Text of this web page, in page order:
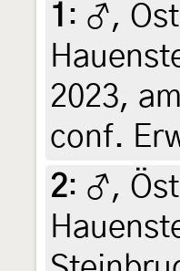
1 : ♂,
2023,
conf.
2: ♂,